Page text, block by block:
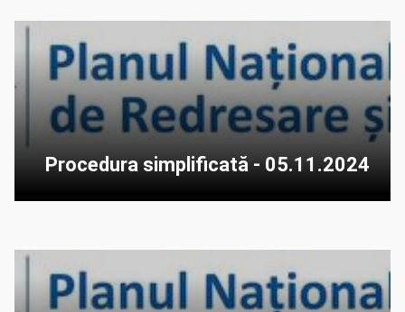
Procedura simplificată - 05.11.2024